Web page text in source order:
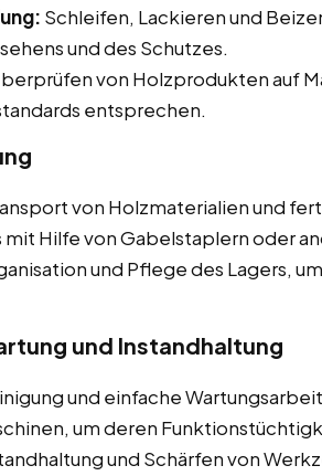
Schleifen, Lackieren und
und des Schutzes.
von Holzprodukten auf
entsprechen.
von Holzmaterialien und
Hilfe von Gabelstaplern oder
und Pflege des Lagers,
und Instandhaltung
und einfache
um deren
und Schärfen von